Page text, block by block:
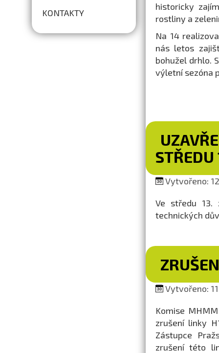
KONTAKTY
historicky
rostliny a
Na 14
nás letos
bohužel drhlo.
výletní sezóna
STŘEDU
Vytvořeno:
Ve středu 13.
technických
Vytvořeno:
Komise
zrušení linky
Zástupce
zrušení této